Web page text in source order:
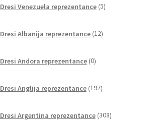
Dresi Venezuela reprezentance 5izdelkov
Dresi Albanija reprezentance 12izdelkov
Dresi Andora reprezentance 0izdelkov
Dresi Anglija reprezentance 197izdelkov
Dresi Argentina reprezentance 308izdelkov